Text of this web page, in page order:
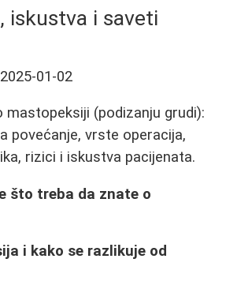
iskustva i saveti
2025-01-02
mastopeksiji (podizanju grudi):
povećanje, vrste operacija,
rizici i iskustva pacijenata.
što treba da znate o
i kako se razlikuje od